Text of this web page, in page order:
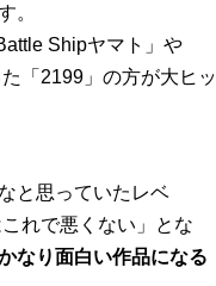
。
Shipヤマト」や
「2199」の方が大ヒッ
と思っていたレベ
れで悪くない」とな
なり面白い作品になる